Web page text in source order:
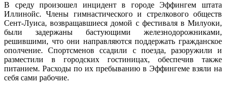
В среду произошел инцидент в городе Эффингем штата
Иллинойс. Члены гимнастического и стрелкового обществ
Сент-Луиса, возвращавшиеся домой с фестиваля в Милуоки,
были задержаны бастующими железнодорожниками,
решившими, что они направляются поддержать гражданское
ополчение. Спортсменов ссадили с поезда, разоружили и
разместили в городских гостиницах, обеспечив также
питанием. Расходы по их пребыванию в Эффингеме взяли на
себя сами рабочие.